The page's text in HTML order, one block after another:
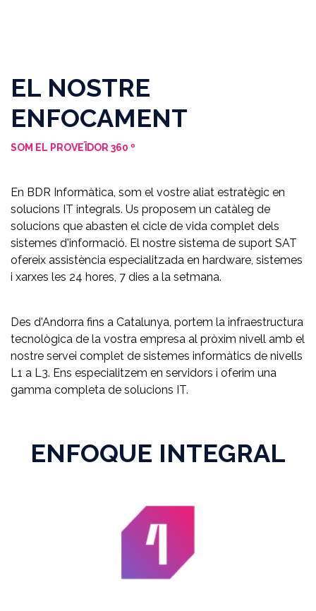
EL NOSTRE
ENFOCAMENT
SOM EL PROVEÏDOR 360 º
En BDR Informàtica, som el vostre aliat estratègic en
solucions IT integrals. Us proposem un catàleg de
solucions que abasten el cicle de vida complet dels
sistemes d'informació. El nostre sistema de suport SAT
ofereix assistència especialitzada en hardware, sistemes
i xarxes les 24 hores, 7 dies a la setmana.
Des d'Andorra fins a Catalunya, portem la infraestructura
tecnològica de la vostra empresa al pròxim nivell amb el
nostre servei complet de sistemes informàtics de nivells
L1 a L3. Ens especialitzem en servidors i oferim una
gamma completa de solucions IT.
ENFOQUE INTEGRAL